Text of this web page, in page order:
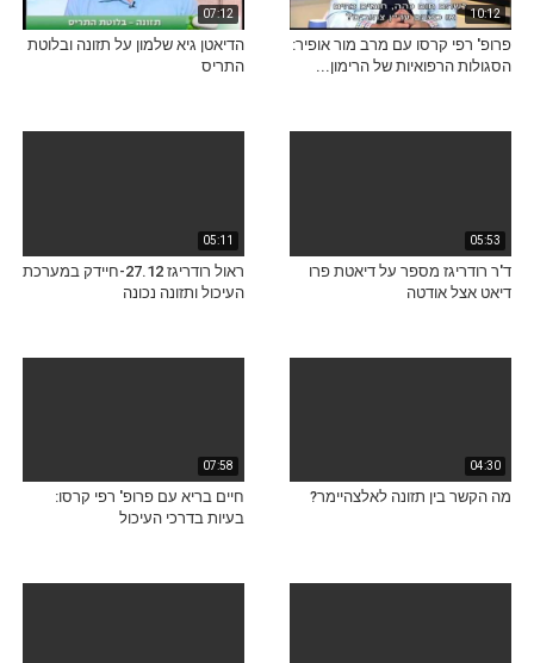
10:12
פרופ' רפי קרסו עם מרב מור אופיר:
הסגולות הרפואיות של הרימון...
07:12
הדיאטן גיא שלמון על תזונה ובלוטת
התריס
05:53
ד'ר רודריגז מספר על דיאטת פרו
דיאט אצל אודטה
05:11
ראול רודריגז 27.12-חיידק במערכת
העיכול ותזונה נכונה
04:30
מה הקשר בין תזונה לאלצהיימר?
07:58
חיים בריא עם פרופ' רפי קרסו:
בעיות בדרכי העיכול